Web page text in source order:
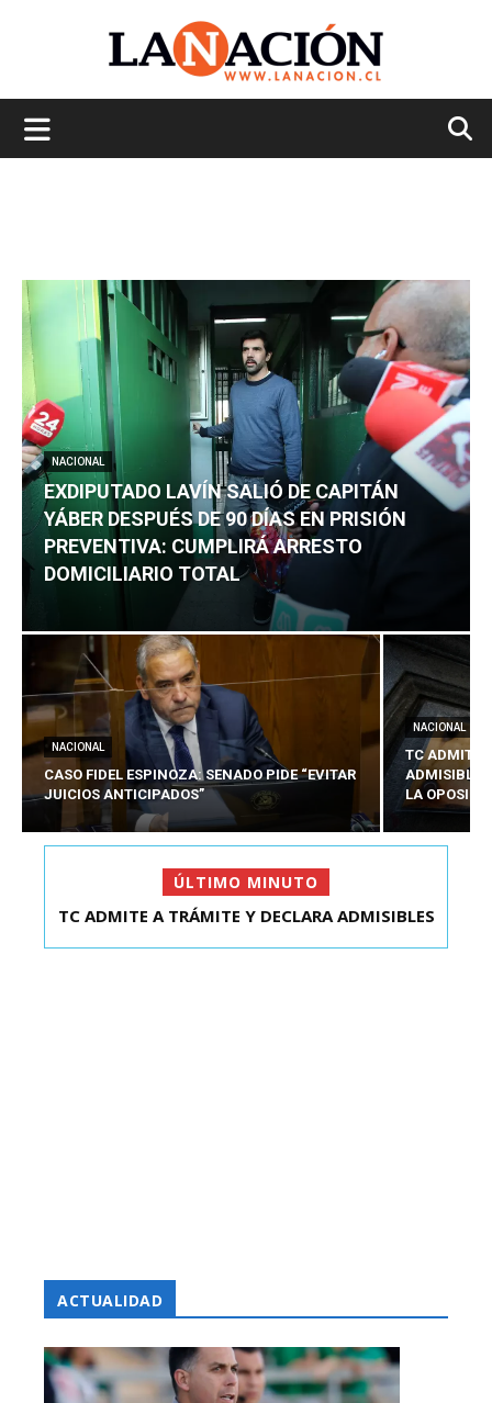
NACIONAL
EXDIPUTADO LAVÍN SALIÓ DE CAPITÁN
YÁBER DESPUÉS DE 90 DÍAS EN PRISIÓN
PREVENTIVA: CUMPLIRÁ ARRESTO
DOMICILIARIO TOTAL
NACIONAL
CASO FIDEL ESPINOZA: SENADO PIDE “EVITAR
JUICIOS ANTICIPADOS”
NACIONAL
TC ADMITE
ADMISIBLES
LA
ÚLTIMO MINUTO
TC ADMITE A TRÁMITE Y DECLARA ADMISIBLES
ACTUALIDAD